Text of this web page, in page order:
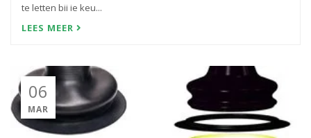
te letten bij je keu...
LEES MEER
06
MAR